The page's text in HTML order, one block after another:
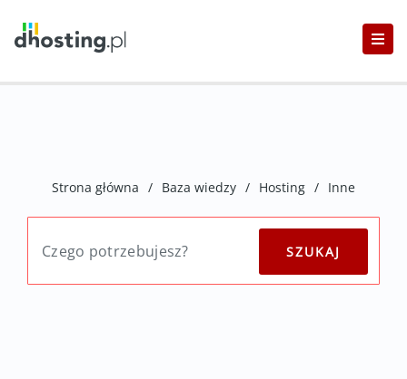
Strona główna / Baza wiedzy / Hosting / Inne